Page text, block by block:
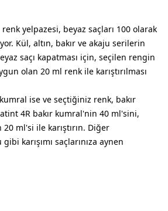
yelpazesi, beyaz saçları 100 olarak
Kül, altın, bakır ve akaju serilerin
saçı kapatması için, seçilen rengin
olan 20 ml renk ile karıştırılması
ise ve seçtiğiniz renk, bakır
4R bakır kumral'nin 40 ml'sini,
ml'si ile karıştırın. Diğer
karışımı saçlarınıza aynen